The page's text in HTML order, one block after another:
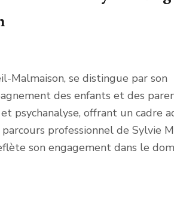
Malmaison, se distingue par son
des enfants et des
psychanalyse, offrant un cadre
professionnel de Sylvie
son engagement dans le